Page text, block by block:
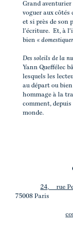
Grand
voguer aux
et si près de son
l'écriture. Et, à
bien «
Des soleils de la
Yann Queffélec
lesquels les
au départ ou
hommage à la
comment,
monde.
24, rue
75008 Paris